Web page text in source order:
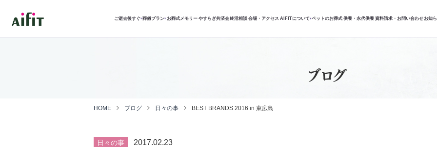
ご逝去後すぐ▾ 葬儀プラン▾ お葬式メモリー やすらぎ共済会終活相談 会場・アクセス AIFITについて▾ ペットのお葬式 供養・永代供養 資料請求・お問い合わせお知
ブログ
HOME ブログ 日々の事 BEST BRANDS 2016 in 東広島
日々の事 2017.02.23